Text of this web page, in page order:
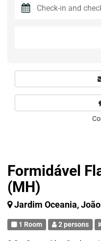
Formidável
(MH)
Jardim Oceania,
1 Room 2 persons